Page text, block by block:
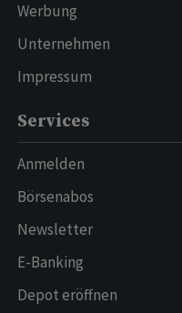
Werbung
Unternehmen
Impressum
Services
Anmelden
Börsenabos
Newsletter
E-Banking
Depot eröffnen